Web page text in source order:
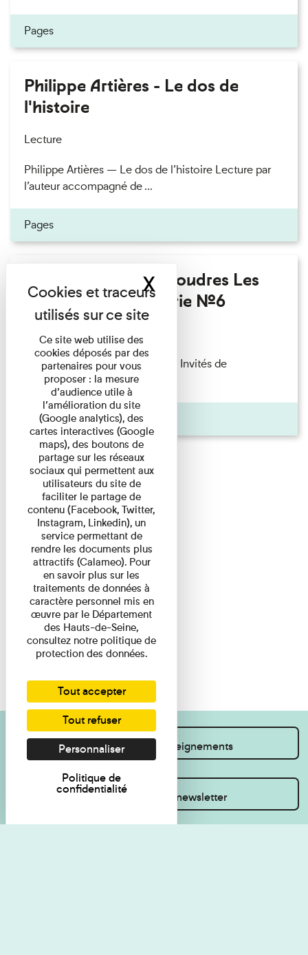
Pages
Philippe Artières - Le dos de
l'histoire
Lecture
Philippe Artières — Le dos de l’histoire Lecture par
l’auteur accompagné de ...
Pages
Fanny Taillandier - Foudres Les
Invités de l’Imprimerie n°6
Lecture
Fanny Taillandier – Foudres Les Invités de
l’Imprimerie n°6 Lecture ...
Pages
Je souhaite des renseignements
Inscrivez-vous à la newsletter
Ce site web utilise des
cookies déposés par des
partenaires pour vous
proposer : la mesure
d’audience utile à
l’amélioration du site
(Google analytics), des
cartes interactives (Google
maps), des boutons de
partage sur les réseaux
sociaux qui permettent aux
utilisateurs du site de
faciliter le partage de
contenu (Facebook, Twitter,
Instagram, Linkedin), un
service permettant de
rendre les documents plus
attractifs (Calameo). Pour
en savoir plus sur les
traitements de données à
caractère personnel mis en
œuvre par le Département
des Hauts-de-Seine,
consultez notre politique de
protection des données.
Tout accepter
Tout refuser
Personnaliser
Politique de
confidentialité
XMasquer le